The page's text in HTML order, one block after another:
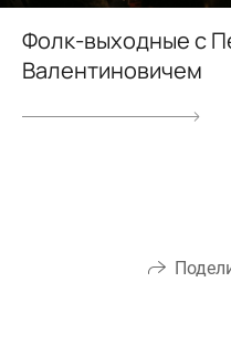
Фолк-выходные с
Валентиновичем